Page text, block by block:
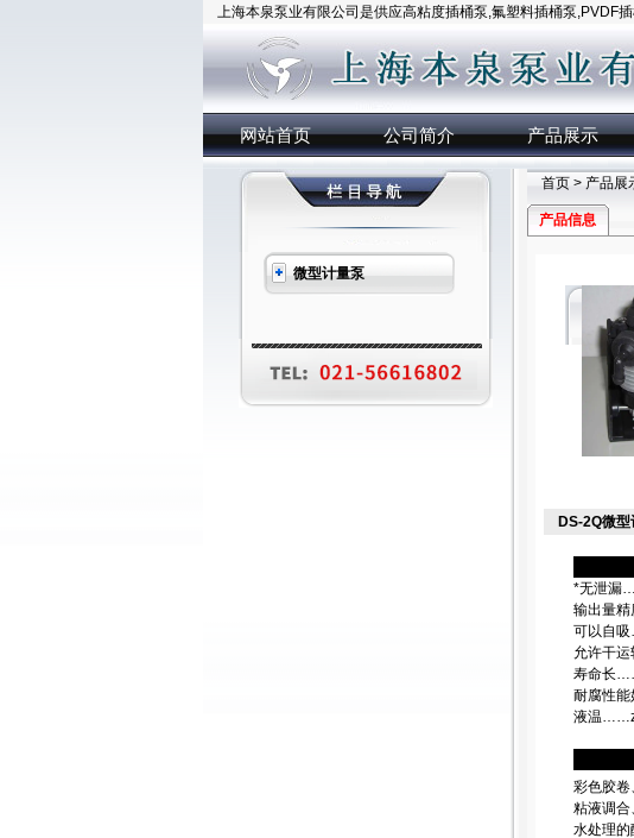
上海本泉泵业有限公司是供应高粘度插桶泵,氟塑料插桶泵,PVDF
网站首页 公司简介 产品展示
微型计量泵
首页> 产品展
产品信息
DS-2Q微型
*无泄漏
输出量
可以自
允许干
寿命长
耐腐性
液温
彩色胶卷
粘液调合
水处理的